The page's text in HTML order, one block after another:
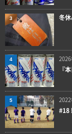
冬
3
『
4
#18
5